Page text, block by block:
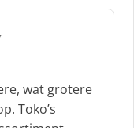
wat grotere
Toko’s